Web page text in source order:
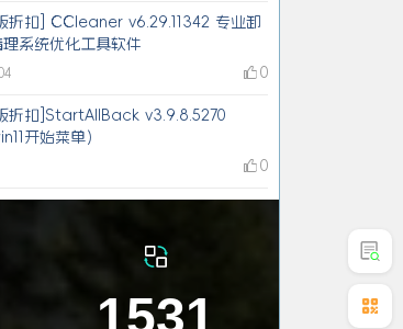
折扣] CCleaner v6.29.11342 专业卸
理系统优化工具软件
0
折扣]StartAllBack v3.9.8.5270
开始菜单）
0
1531
QQ在线咨询